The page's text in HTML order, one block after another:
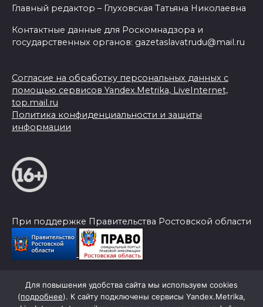
Главный редактор – Глуховская Татьяна Николаевна
Контактные данные для Роскомнадзора и
государственных органов: gazetaslavatrudu@mail.ru
Согласие на обработку персональных данных с
помощью сервисов Yandex.Metrika, LiveInternet,
top.mail.ru
Политика конфиденциальности и защиты
информации
При поддержке Правительства Ростовской области
© 2026 Слава Труду
Для повышения удобства сайта мы используем cookies
(подробнее). К сайту подключены сервисы Yandex.Metrika,